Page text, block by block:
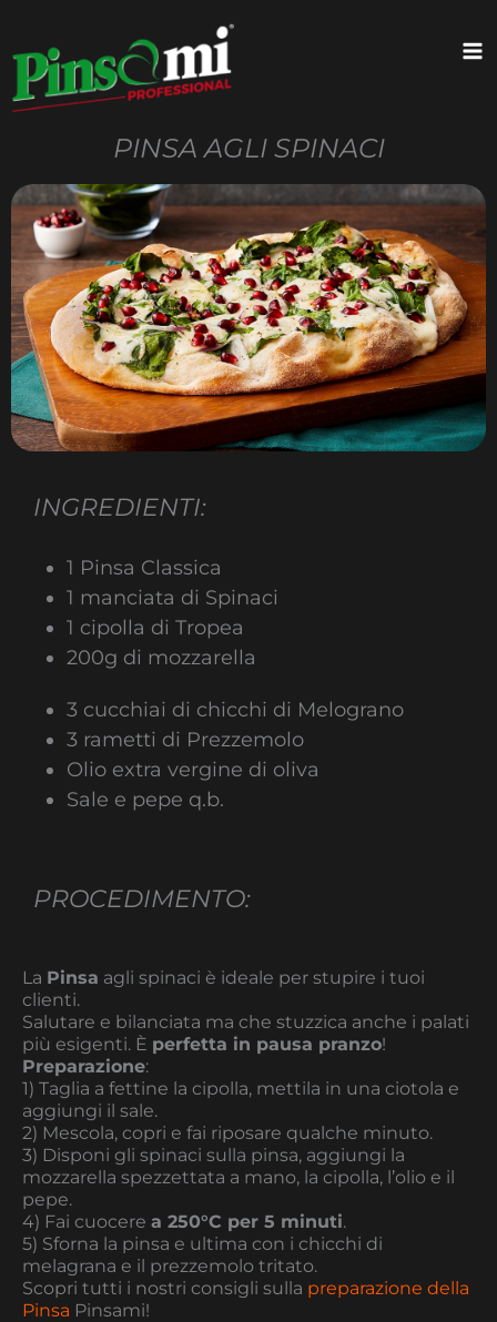
contenuto
PINSA AGLI SPINACI
INGREDIENTI:
1 Pinsa Classica
1 manciata di Spinaci
1 cipolla di Tropea
200g di mozzarella
3 cucchiai di chicchi di Melograno
3 rametti di Prezzemolo
Olio extra vergine di oliva
Sale e pepe q.b.
PROCEDIMENTO:
La Pinsa agli spinaci è ideale per stupire i tuoi
clienti.
Salutare e bilanciata ma che stuzzica anche i palati
più esigenti. È perfetta in pausa pranzo!
Preparazione:
1) Taglia a fettine la cipolla, mettila in una ciotola e
aggiungi il sale.
2) Mescola, copri e fai riposare qualche minuto.
3) Disponi gli spinaci sulla pinsa, aggiungi la
mozzarella spezzettata a mano, la cipolla, l’olio e il
pepe.
4) Fai cuocere a 250°C per 5 minuti.
5) Sforna la pinsa e ultima con i chicchi di
melagrana e il prezzemolo tritato.
Scopri tutti i nostri consigli sulla preparazione della
Pinsa Pinsami!